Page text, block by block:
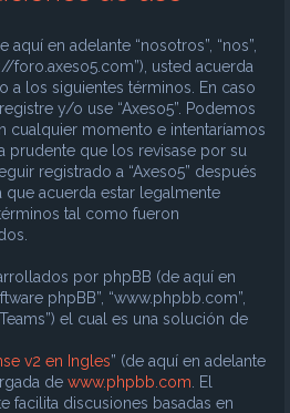
aquí en adelante “nosotros”, “nos”,
foro.axeso5.com”), usted acuerda
a los siguientes términos. En caso
y/o use “Axeso5”. Podemos
cualquier momento e intentaríamos
prudente que los revisase por su
registrado a “Axeso5” después
acuerda estar legalmente
tal como fueron
por phpBB (de aquí en
phpBB”, “www.phpbb.com”,
el cual es una solución de
v2 en Ingles” (de aquí en adelante
de www.phpbb.com . El
facilita discusiones basadas en